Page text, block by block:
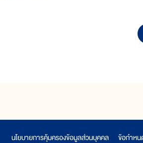
นโยบายการคุ้มครองข้อมูลส่วนบุคคล ข้อกำหน